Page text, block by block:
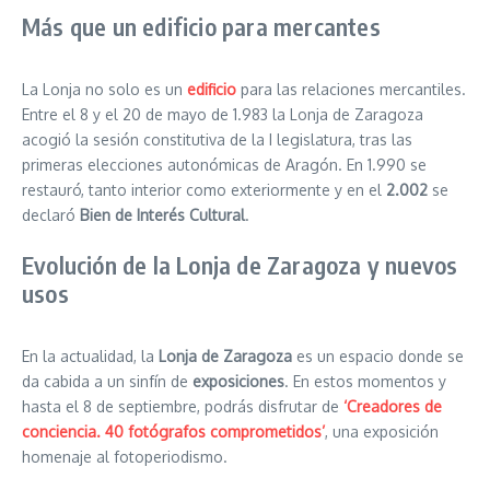
Más que un edificio para mercantes
La Lonja no solo es un edificio para las relaciones mercantiles.
Entre el 8 y el 20 de mayo de 1.983 la Lonja de Zaragoza
acogió la sesión constitutiva de la I legislatura, tras las
primeras elecciones autonómicas de Aragón. En 1.990 se
restauró, tanto interior como exteriormente y en el 2.002 se
declaró Bien de Interés Cultural.
Evolución de la Lonja de Zaragoza y nuevos
usos
En la actualidad, la Lonja de Zaragoza es un espacio donde se
da cabida a un sinfín de exposiciones. En estos momentos y
hasta el 8 de septiembre, podrás disfrutar de ‘Creadores de
conciencia. 40 fotógrafos comprometidos’, una exposición
homenaje al fotoperiodismo.